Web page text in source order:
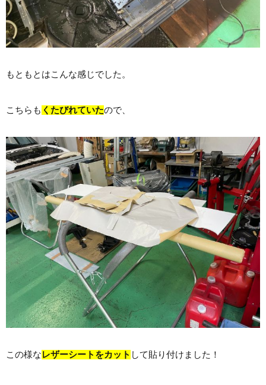
もともとはこんな感じでした。
こちらも くたびれていたので、
この様なレザーシートをカット して貼り付けました！